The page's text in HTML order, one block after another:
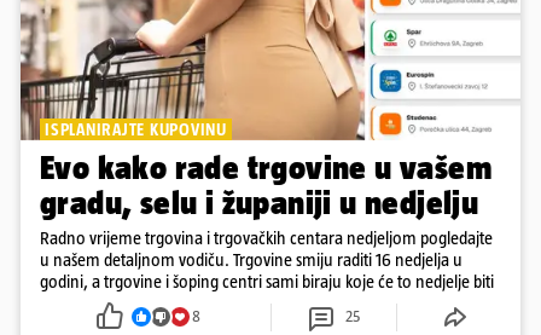
ISPLANIRAJTE KUPOVINU
Evo kako rade trgovine u vašem
gradu, selu i županiji u nedjelju
Radno vrijeme trgovina i trgovačkih centara nedjeljom pogledajte
u našem detaljnom vodiču. Trgovine smiju raditi 16 nedjelja u
godini, a trgovine i šoping centri sami biraju koje će to nedjelje biti
8 25